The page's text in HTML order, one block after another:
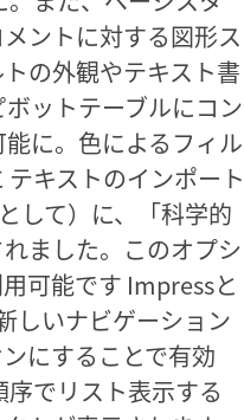
ントに対する図形ス
の外観やテキスト書
ットテーブルにコン
に。色によるフィル
キストのインポート
して）に、「科学的
ました。このオプシ
可能です Impressと
しいナビゲーション
にすることで有効
でリスト表示する